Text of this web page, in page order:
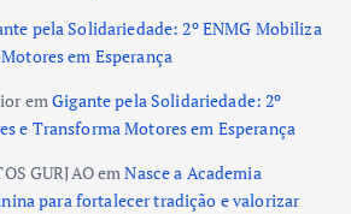
pela Solidariedade: 2º ENMG Mobiliza
em Esperança
emGigante pela Solidariedade: 2º
e Transforma Motores em Esperança
GURJAOemNasce a Academia
para fortalecer tradição e valorizar